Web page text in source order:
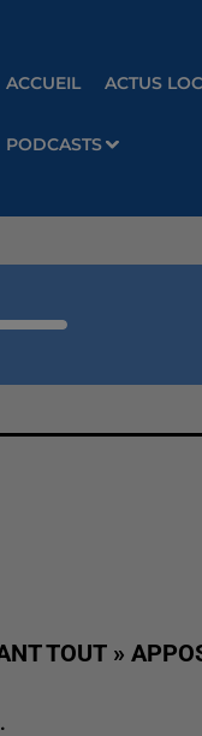
ACCUEIL ACTUS
PODCASTS
TOUT »